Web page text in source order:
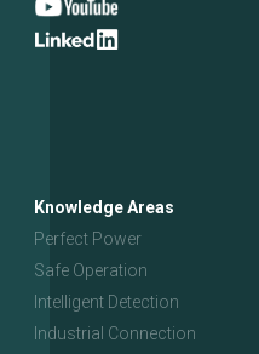
Knowledge Areas
Perfect Power
Safe Operation
Intelligent Detection
Industrial Connection